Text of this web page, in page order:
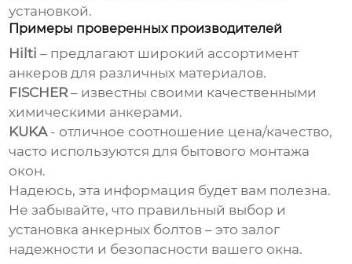
установкой.
Примеры проверенных производителей
Hilti – предлагают широкий ассортимент
анкеров для различных материалов.
FISCHER – известны своими качественными
химическими анкерами.
KUKA- отличное соотношение цена/качество,
часто используются для бытового монтажа
окон.
Надеюсь, эта информация будет вам полезна.
Не забывайте, что правильный выбор и
установка анкерных болтов – это залог
надежности и безопасности вашего окна.